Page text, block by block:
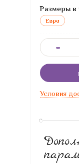
Размеры в
Евро
Условия